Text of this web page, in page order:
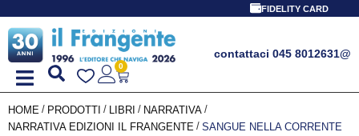
FIDELITY CARD
contattaci 045 8012631@
0
HOME / PRODOTTI / LIBRI / NARRATIVA /
NARRATIVA EDIZIONI IL FRANGENTE / SANGUE NELLA CORRENTE